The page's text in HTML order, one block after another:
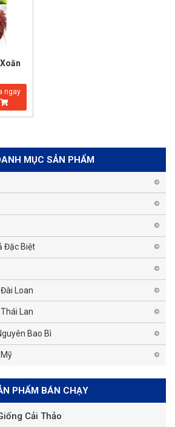
ngay
MỤC SẢN PHẨM
Đặc Biệt
Loan
Lan
Bao Bì
PHẨM BÁN CHẠY
Cải Thảo